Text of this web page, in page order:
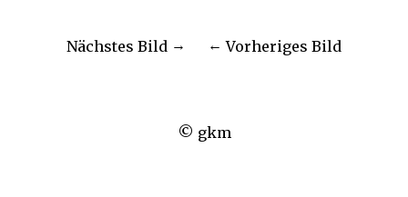
Nächstes Bild Vorheriges Bild
© gkm